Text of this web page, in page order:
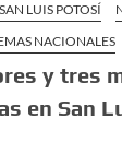
LUIS POTOSÍ
NACIONALES
y tres
en San